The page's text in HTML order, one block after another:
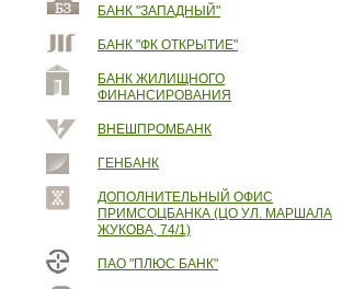
БАНК "ЗАПАДНЫЙ"
БАНК "ФК ОТКРЫТИЕ"
БАНК ЖИЛИЩНОГО
ФИНАНСИРОВАНИЯ
ВНЕШПРОМБАНК
ГЕНБАНК
ДОПОЛНИТЕЛЬНЫЙ ОФИС
ПРИМСОЦБАНКА (ЦО УЛ. МАРШАЛА
ЖУКОВА, 74/1)
ПАО "ПЛЮС БАНК"